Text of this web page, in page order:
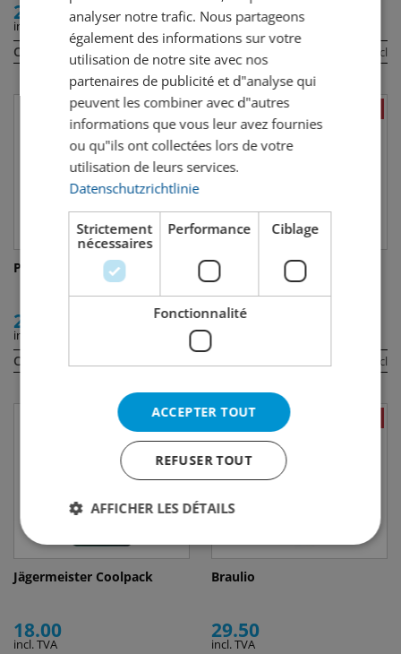
29.50
incl. TVA
Contenu: 70 cl
24.50
incl. TVA
70 cl
Picon Bière Apéritif
29.00
incl. TVA
Contenu:
Campari
35.00
incl. TVA
100 cl
Jägermeister Coolpack
18.00
incl. TVA
Braulio
29.50
incl. TVA
analyser notre trafic. Nous partageons
également des informations sur votre
utilisation de notre site avec nos
partenaires de publicité et d"analyse qui
peuvent les combiner avec d"autres
informations que vous leur avez fournies
ou qu"ils ont collectées lors de votre
utilisation de leurs services.
Datenschutzrichtlinie
Strictement
nécessaires
Performance Ciblage
Fonctionnalité
ACCEPTER TOUT
REFUSER TOUT
AFFICHER LES DÉTAILS